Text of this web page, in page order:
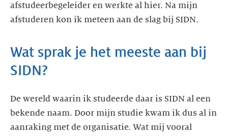
afstudeerbegeleider en werkte al hier. Na mijn
afstuderen kon ik meteen aan de slag bij SIDN.
Wat sprak je het meeste aan bij
SIDN?
De wereld waarin ik studeerde daar is SIDN al een
bekende naam. Door mijn studie kwam ik dus al in
aanraking met de organisatie. Wat mij vooral